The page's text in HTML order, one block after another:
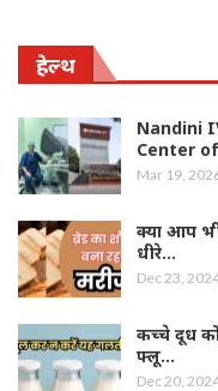
हेल्थ
Nandini
Center
Mar 19,
क्या आप भी
धीरे…
Dec 23,
कच्चे दूध को
फ्लू…
Dec 20,